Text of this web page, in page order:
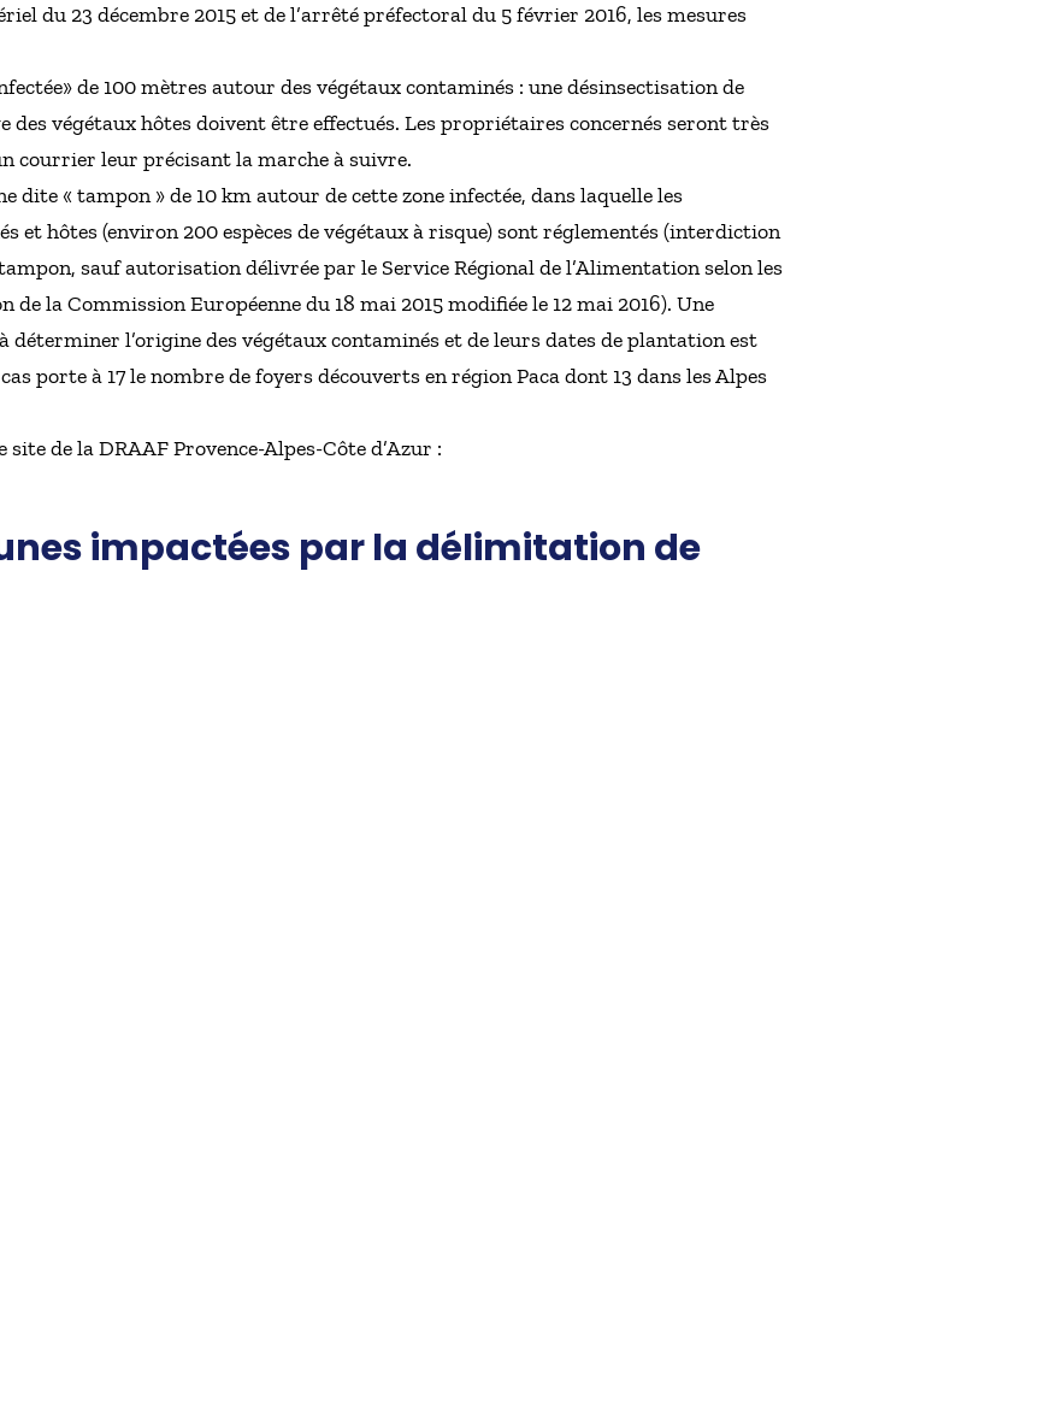
du 23 décembre 2015 et de l’arrêté préfectoral du 5 février 2016, les mesures
de 100 mètres autour des végétaux contaminés : une désinsectisation de
des végétaux hôtes doivent être effectués. Les propriétaires concernés seront très
courrier leur précisant la marche à suivre.
dite « tampon » de 10 km autour de cette zone infectée, dans laquelle les
et hôtes (environ 200 espèces de végétaux à risque) sont réglementés (interdiction
sauf autorisation délivrée par le Service Régional de l’Alimentation selon les
la Commission Européenne du 18 mai 2015 modifiée le 12 mai 2016). Une
déterminer l’origine des végétaux contaminés et de leurs dates de plantation est
porte à 17 le nombre de foyers découverts en région Paca dont 13 dans les Alpes
de la DRAAF Provence-Alpes-Côte d’Azur :
impactées par la délimitation de